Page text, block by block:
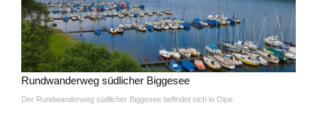
Rundwanderweg südlicher Biggesee
Der Rundwanderweg südlicher Biggesee befindet sich in Olpe.